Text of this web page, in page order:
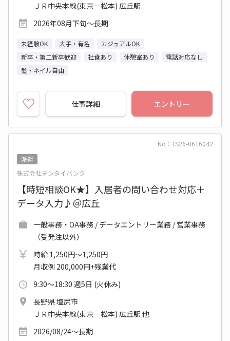
ＪＲ中央本線(東京－松本) 広丘駅
2026年08月下旬～長期
未経験OK 大手・有名
カジュアルOK
新卒・第二新卒歓迎
社食あり 休憩室あり
電話対応なし
髪・ネイル自由
仕事詳細 エントリー
No：TS26-0616042
派遣
株式会社チンタイバンク
【時短相談OK★】入居者の問い合わせ対応＋
データ入力♪＠広丘
一般事務・OA事務 / データエントリー業務 / 営業事務
（受発注以外）
時給 1,250円～1,250円
月収例 200,000円+残業代
9:30～18:30 週5日 (火休み)
長野県 塩尻市
ＪＲ中央本線(東京－松本) 広丘駅 他
2026/08/24～長期